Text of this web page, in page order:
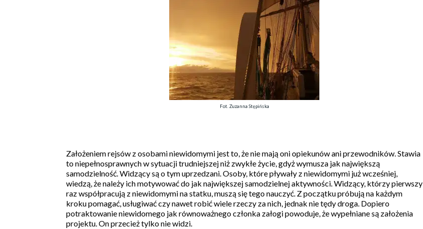
Fot. Zuzanna Stępińska
Założeniem rejsów z osobami niewidomymi jest to, że nie mają oni opiekunów ani przewodników. Stawia
to niepełnosprawnych w sytuacji trudniejszej niż zwykłe życie, gdyż wymusza jak największą
samodzielność. Widzący są o tym uprzedzani. Osoby, które pływały z niewidomymi już wcześniej,
wiedzą, że należy ich motywować do jak największej samodzielnej aktywności. Widzący, którzy pierwszy
raz współpracują z niewidomymi na statku, muszą się tego nauczyć. Z początku próbują na każdym
kroku pomagać, usługiwać czy nawet robić wiele rzeczy za nich, jednak nie tędy droga. Dopiero
potraktowanie niewidomego jak równoważnego członka załogi powoduje, że wypełniane są założenia
projektu. On przecież tylko nie widzi.